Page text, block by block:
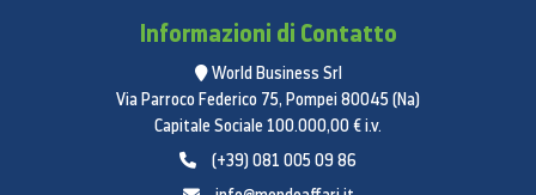
Informazioni di Contatto
World Business Srl
Via Parroco Federico 75, Pompei 80045 (Na)
Capitale Sociale 100.000,00 € i.v.
(+39) 081 005 09 86